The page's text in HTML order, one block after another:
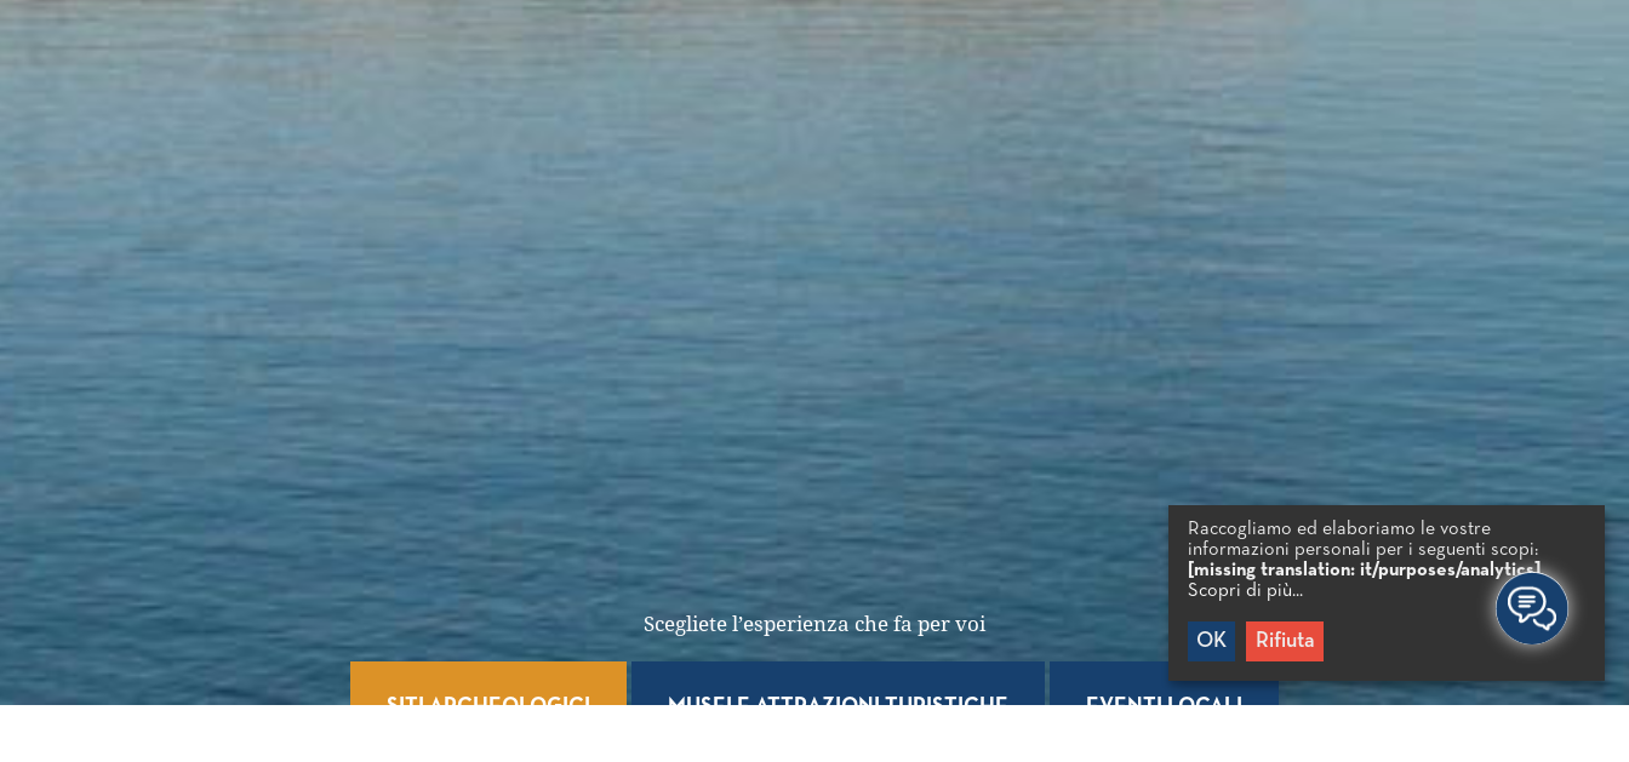
Scegliete l’esperienza che fa per voi
SITI ARCHEOLOGICI MUSEI E ATTRAZIONI TURISTICHE EVENTI LOCALI
Raccogliamo ed elaboriamo le vostre
informazioni personali per i seguenti scopi:
[missing translation: it/purposes/analytics].
Scopri di più...
OK Rifiuta